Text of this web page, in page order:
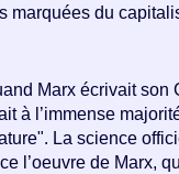
marquées du
Marx écrivait son
à l’immense
La science
l’oeuvre de Marx,